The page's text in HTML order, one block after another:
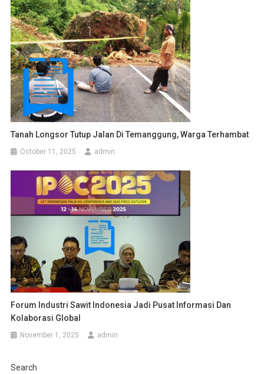
Tanah Longsor Tutup Jalan Di Temanggung, Warga Terhambat
October 11, 2025 admin
Forum Industri Sawit Indonesia Jadi Pusat Informasi Dan
Kolaborasi Global
November 1, 2025 admin
Search